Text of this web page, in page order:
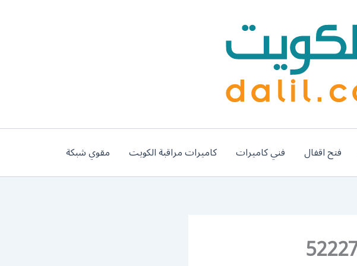
فتح اقفال فني كاميرات كاميرات مراقبة الكويت مقوي شبكة